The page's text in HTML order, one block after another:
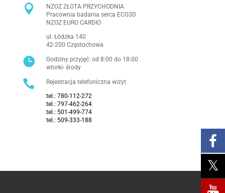

NZOZ ZŁOTA PRZYCHODNIA
Pracownia badania serca ECG3D
NZOZ EURO CARDIO
ul. Łódzka 140
42-200 Częstochowa

Godziny przyjęć: od 8:00 do 18:00
wtorki- środy

Rejestracja telefoniczna wizyt
tel.: 780-112-272
tel.: 797-462-264
tel.: 501-499-774
tel.: 509-333-188